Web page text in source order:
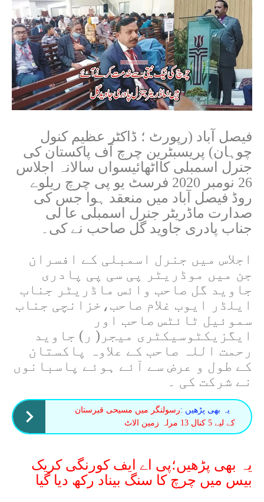
فیصل آباد (رپورٹ ؛ ڈاکٹر عظیم کنول
چوہان) پریسبٹرین چرچ آف پاکستان کی
جنرل اسمبلی کااٹھائیسواں سالانہ اجلاس
26 نومبر 2020 فرسٹ یو پی چرچ ریلوے
روڈ فیصل آباد میں منعقد ہوا جس کی
صدارت ماڈریٹر جنرل اسمبلی عا لی
جناب پادری جاوید گل صاحب نے کی۔
اجلاس میں جنرل اسمبلی کے افسران
جن میں موڈریٹر پی سی پی پادری
جاوید گل صاحب وائس ماڈریٹر جناب
ایلڈر ایوب غلام صاحب،خزانچی جناب
سموئیل ٹائٹس صاحب اور
ایگزیکٹوسیکٹری میجر( ر) جاوید
رحمت اللہ صاحب کے علاوہ پاکستان
کے طول و عرض سے آئے ہوئے پاسبانوں
نے شرکت کی ۔
یہ بھی پڑھیں :رسولنگر میں مسیحی قبرستان
کے لیے 5 کنال 13 مرلہ زمین الاٹ
یہ بھی پڑھیں؛پی اے ایف کورنگی کریک
بیس میں چرچ کا سنگ بیناد رکھ دیا گیا